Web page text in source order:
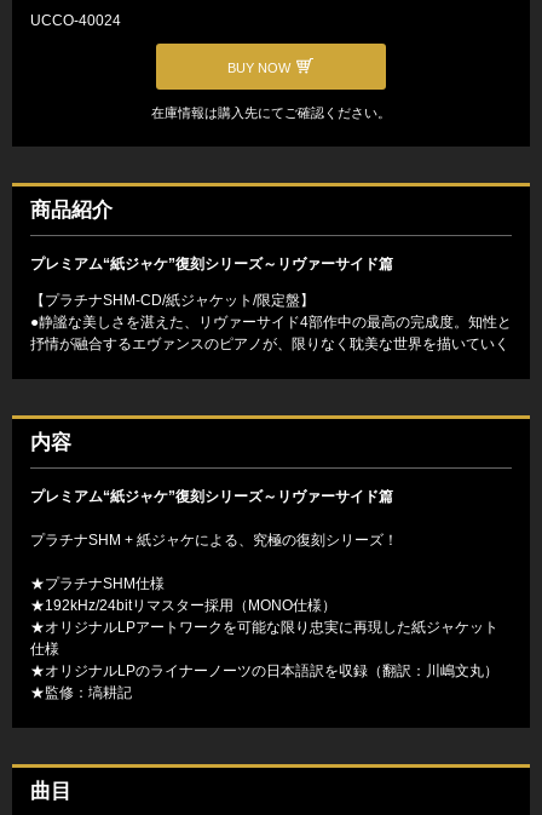
UCCO-40024
BUY NOW
在庫情報は購入先にてご確認ください。
商品紹介
プレミアム“紙ジャケ”復刻シリーズ～リヴァーサイド篇
【プラチナSHM-CD/紙ジャケット/限定盤】
●静謐な美しさを湛えた、リヴァーサイド4部作中の最高の完成度。知性と
抒情が融合するエヴァンスのピアノが、限りなく耽美な世界を描いていく
内容
プレミアム“紙ジャケ”復刻シリーズ～リヴァーサイド篇
プラチナSHM + 紙ジャケによる、究極の復刻シリーズ！
★プラチナSHM仕様
★192kHz/24bitリマスター採用（MONO仕様）
★オリジナルLPアートワークを可能な限り忠実に再現した紙ジャケット
仕様
★オリジナルLPのライナーノーツの日本語訳を収録（翻訳：川嶋文丸）
★監修：塙耕記
曲目